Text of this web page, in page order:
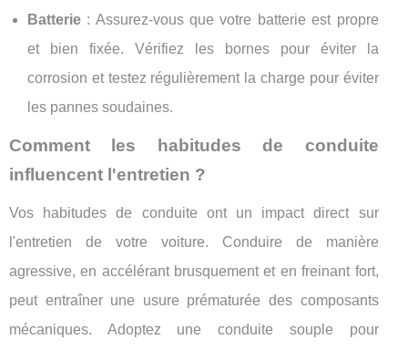
Batterie : Assurez-vous que votre batterie est propre
et bien fixée. Vérifiez les bornes pour éviter la
corrosion et testez régulièrement la charge pour éviter
les pannes soudaines.
Comment les habitudes de conduite
influencent l'entretien ?
Vos habitudes de conduite ont un impact direct sur
l'entretien de votre voiture. Conduire de manière
agressive, en accélérant brusquement et en freinant fort,
peut entraîner une usure prématurée des composants
mécaniques. Adoptez une conduite souple pour